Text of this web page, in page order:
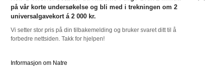
RESSURSER
Slik bestiller du
på vår korte undersøkelse og bli med i trekningen om 2
universalgavekort á 2 000 kr.
Vi setter stor pris på din tilbakemelding og bruker svaret ditt til å
forbedre nettsiden. Takk for hjelpen!
Informasjon om Natre